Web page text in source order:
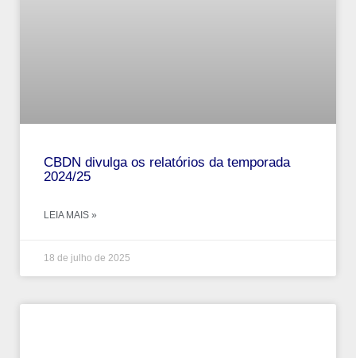
CBDN divulga os relatórios da temporada
2024/25
LEIA MAIS »
18 de julho de 2025